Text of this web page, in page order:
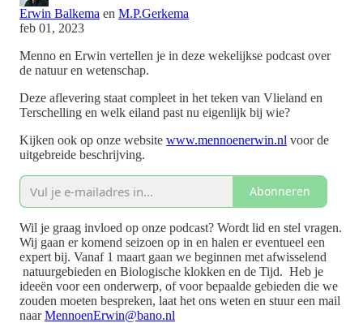
Erwin Balkema en M.P.Gerkema
feb 01, 2023
Menno en Erwin vertellen je in deze wekelijkse podcast over
de natuur en wetenschap.
Deze aflevering staat compleet in het teken van Vlieland en
Terschelling en welk eiland past nu eigenlijk bij wie?
Kijken ook op onze website www.mennoenerwin.nl voor de
uitgebreide beschrijving.
Abonneren
Wil je graag invloed op onze podcast? Wordt lid en stel vragen.
Wij gaan er komend seizoen op in en halen er eventueel een
expert bij. Vanaf 1 maart gaan we beginnen met afwisselend
natuurgebieden en Biologische klokken en de Tijd. Heb je
ideeën voor een onderwerp, of voor bepaalde gebieden die we
zouden moeten bespreken, laat het ons weten en stuur een mail
naarMennoenErwin@bano.nl